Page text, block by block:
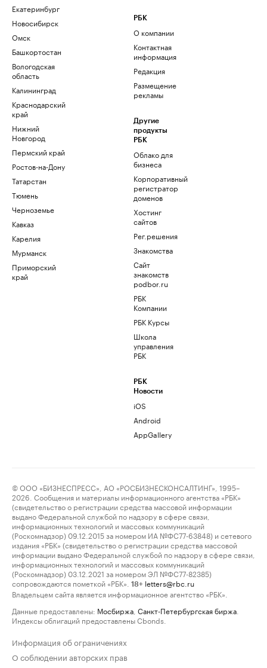
Екатеринбург
Новосибирск
Омск
Башкортостан
Вологодская
область
Калининград
Краснодарский
край
Нижний
Новгород
Пермский край
Ростов-на-Дону
Татарстан
Тюмень
Черноземье
Кавказ
Карелия
Мурманск
Приморский
край
РБК
О компании
Контактная
информация
Редакция
Размещение
рекламы
Другие
продукты
РБК
Облако для
бизнеса
Корпоративный
регистратор
доменов
Хостинг
сайтов
Рег.решения
Знакомства
Сайт
знакомств
podbor.ru
РБК
Компании
РБК Курсы
Школа
управления
РБК
РБК
Новости
iOS
Android
AppGallery
© ООО «БИЗНЕСПРЕСС», АО «РОСБИЗНЕСКОНСАЛТИНГ», 1995–
2026. Сообщения и материалы информационного агентства «РБК»
(свидетельство о регистрации средства массовой информации
выдано Федеральной службой по надзору в сфере связи,
информационных технологий и массовых коммуникаций
(Роскомнадзор) 09.12.2015 за номером ИА №ФС77-63848) и сетевого
издания «РБК» (свидетельство о регистрации средства массовой
информации выдано Федеральной службой по надзору в сфере связи,
информационных технологий и массовых коммуникаций
(Роскомнадзор) 03.12.2021 за номером ЭЛ №ФС77-82385)
сопровождаются пометкой «РБК».
18+ letters@rbc.ru
Владельцем сайта является информационное агентство «РБК».
Данные предоставлены: Мосбиржа Санкт-Петербургская биржа
Индексы облигаций предоставлены Cbonds.
Информация об ограничениях
О соблюдении авторских прав